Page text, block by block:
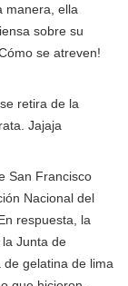
manera, ella
sobre su
se atreven!
retira de la
Jajaja
San Francisco
Nacional del
respuesta, la
Junta de
gelatina de lima